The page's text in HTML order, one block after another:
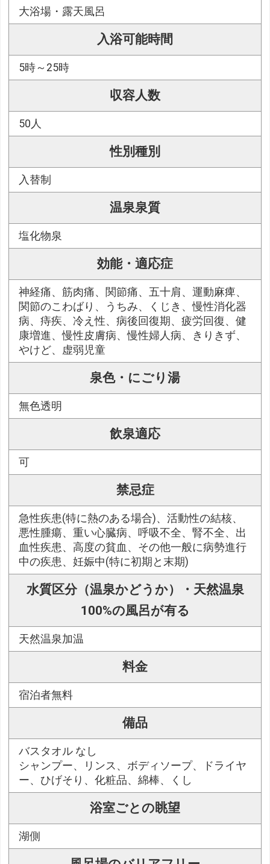
大浴場・露天風呂
入浴可能時間
5時～25時
収容人数
50人
性別種別
入替制
温泉泉質
塩化物泉
効能・適応症
神経痛、筋肉痛、関節痛、五十肩、運動麻痺、
関節のこわばり、うちみ、くじき、慢性消化器
病、痔疾、冷え性、病後回復期、疲労回復、健
康増進、慢性皮膚病、慢性婦人病、きりきず、
やけど、虚弱児童
泉色・にごり湯
無色透明
飲泉適応
可
禁忌症
急性疾患(特に熱のある場合)、活動性の結核、
悪性腫瘍、重い心臓病、呼吸不全、腎不全、出
血性疾患、高度の貧血、その他一般に病勢進行
中の疾患、妊娠中(特に初期と末期)
水質区分（温泉かどうか）・天然温泉
100%の風呂が有る
天然温泉加温
料金
宿泊者無料
備品
バスタオル なし
シャンプー、リンス、ボディソープ、ドライヤ
ー、ひげそり、化粧品、綿棒、くし
浴室ごとの眺望
湖側